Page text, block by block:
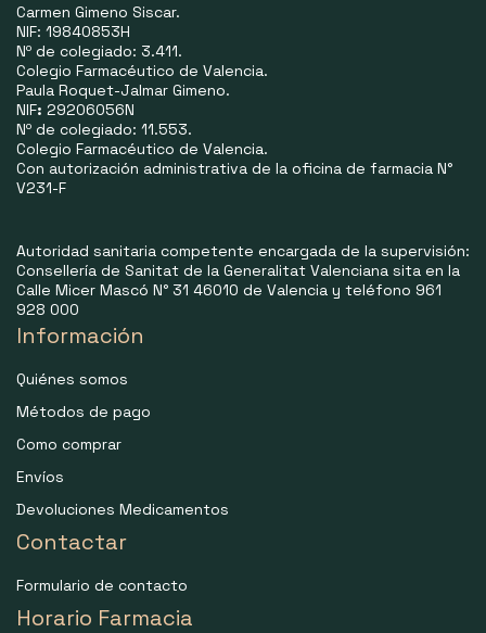
Carmen Gimeno Siscar.
NIF: 19840853H
Nº de colegiado: 3.411.
Colegio Farmacéutico de Valencia.
Paula Roquet-Jalmar Gimeno.
NIF: 29206056N
Nº de colegiado: 11.553.
Colegio Farmacéutico de Valencia.
Con autorización administrativa de la oficina de farmacia N°
V231-F
Autoridad sanitaria competente encargada de la supervisión:
Consellería de Sanitat de la Generalitat Valenciana sita en la
Calle Micer Mascó N° 31 46010 de Valencia y teléfono 961
928 000
Información
Quiénes somos
Métodos de pago
Como comprar
Envíos
Devoluciones Medicamentos
Contactar
Formulario de contacto
Horario Farmacia